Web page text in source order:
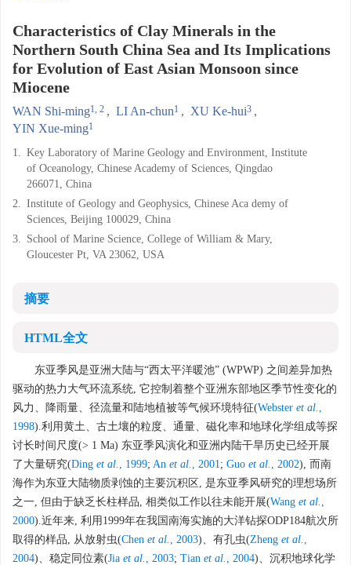
Characteristics of Clay Minerals in the
Northern South China Sea and Its Implications
for Evolution of East Asian Monsoon since
Miocene
WAN Shi-ming1, 2 , LI An-chun1 , XU Ke-hui3 ,
YIN Xue-ming1
1. Key Laboratory of Marine Geology and Environment, Institute
of Oceanology, Chinese Academy of Sciences, Qingdao
266071, China
2. Institute of Geology and Geophysics, Chinese Aca demy of
Sciences, Beijing 100029, China
3. School of Marine Science, College of William & Mary,
Gloucester Pt, VA 23062, USA
摘要
HTML全文
东亚季风是亚洲大陆与“西太平洋暖池” (WPWP) 之间差异加热
驱动的热力大气环流系统, 它控制着整个亚洲东部地区季节性变化的
风力、降雨量、径流量和陆地植被等气候环境特征(Webster et al. ,
1998).利用黄土、古土壤的粒度、通量、磁化率和地球化学组成等探
讨长时间尺度(> 1 Ma) 东亚季风演化和亚洲内陆干旱历史已经开展
了大量研究(Ding et al. , 1999; An et al. , 2001; Guo et al. , 2002), 而南
海作为东亚大陆物质剥蚀的主要沉积区, 是东亚季风研究的理想场所
之一, 但由于缺乏长柱样品, 相类似工作以往未能开展(Wang et al. ,
2000).近年来, 利用1999年在我国南海实施的大洋钻探ODP184航次所
取得的样品, 从放射虫(Chen et al. , 2003)、有孔虫(Zheng et al. ,
2004)、稳定同位素(Jia et al. , 2003; Tian et al. , 2004)、沉积地球化学